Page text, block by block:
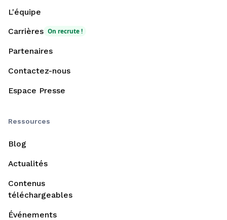
L'équipe
Carrières On recrute !
Partenaires
Contactez-nous
Espace Presse
Ressources
Blog
Actualités
Contenus
téléchargeables
Événements